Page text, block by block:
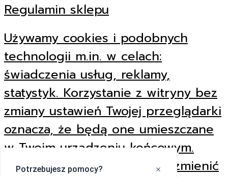
Regulamin sklepu
Używamy cookies i podobnych
technologii m.in. w celach:
świadczenia usług, reklamy,
statystyk. Korzystanie z witryny bez
zmiany ustawień Twojej przeglądarki
oznacza, że będą one umieszczane
w Twoim urządzeniu końcowym.
Pamiętaj, że zawsze możesz zmienić